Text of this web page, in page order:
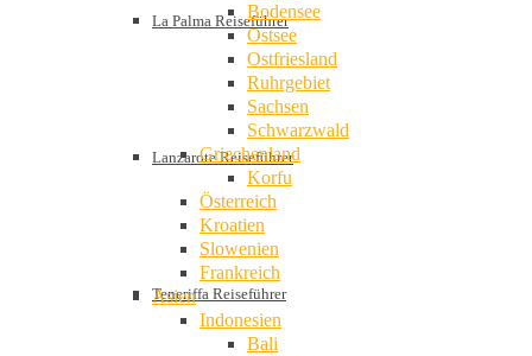
La Palma Reiseführer
Lanzarote Reiseführer
Teneriffa Reiseführer
Bodensee
Ostsee
Ostfriesland
Ruhrgebiet
Sachsen
Schwarzwald
Griechenland
Korfu
Österreich
Kroatien
Slowenien
Frankreich
Asien
Indonesien
Bali